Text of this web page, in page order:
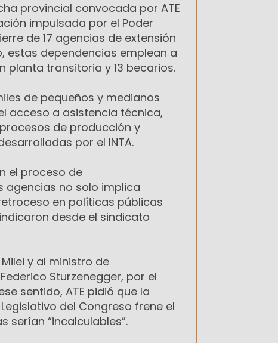
provincial convocada por ATE
impulsada por el Poder
de 17 agencias de extensión
estas dependencias emplean a
planta transitoria y 13 becarios.
de pequeños y medianos
acceso a asistencia técnica,
de producción y
por el INTA.
el proceso de
agencias no solo implica
en políticas públicas
desde el sindicato
y al ministro de
Sturzenegger, por el
sentido, ATE pidió que la
del Congreso frene el
serían “incalculables”.